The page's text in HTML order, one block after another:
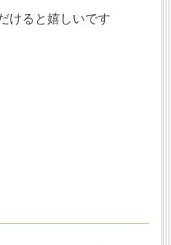
だけると嬉しいです